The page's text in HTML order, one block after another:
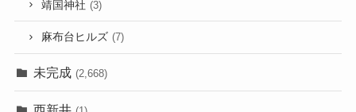
靖国神社 (3)
麻布台ヒルズ (7)
未完成 (2,668)